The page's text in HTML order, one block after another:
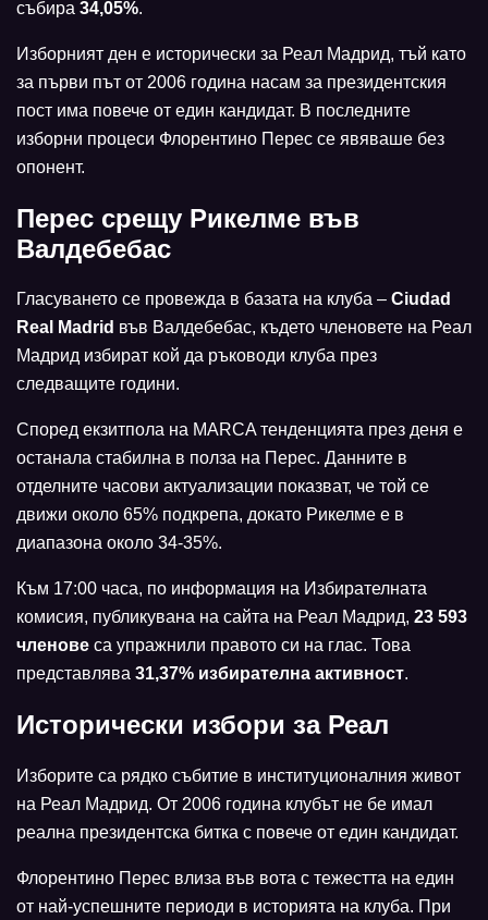
събира 34,05%.
Изборният ден е исторически за Реал Мадрид, тъй като
за първи път от 2006 година насам за президентския
пост има повече от един кандидат. В последните
изборни процеси Флорентино Перес се явяваше без
опонент.
Перес срещу Рикелме във
Валдебебас
Гласуването се провежда в базата на клуба – Ciudad
Real Madrid във Валдебебас, където членовете на Реал
Мадрид избират кой да ръководи клуба през
следващите години.
Според екзитпола на MARCA тенденцията през деня е
останала стабилна в полза на Перес. Данните в
отделните часови актуализации показват, че той се
движи около 65% подкрепа, докато Рикелме е в
диапазона около 34-35%.
Към 17:00 часа, по информация на Избирателната
комисия, публикувана на сайта на Реал Мадрид, 23 593
членове са упражнили правото си на глас. Това
представлява 31,37% избирателна активност.
Исторически избори за Реал
Изборите са рядко събитие в институционалния живот
на Реал Мадрид. От 2006 година клубът не бе имал
реална президентска битка с повече от един кандидат.
Флорентино Перес влиза във вота с тежестта на един
от най-успешните периоди в историята на клуба. При